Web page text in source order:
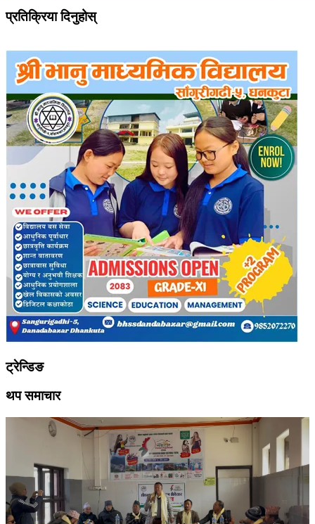
प्रतिक्रिया दिनुहोस्
ट्रेन्डिङ
थप समाचार